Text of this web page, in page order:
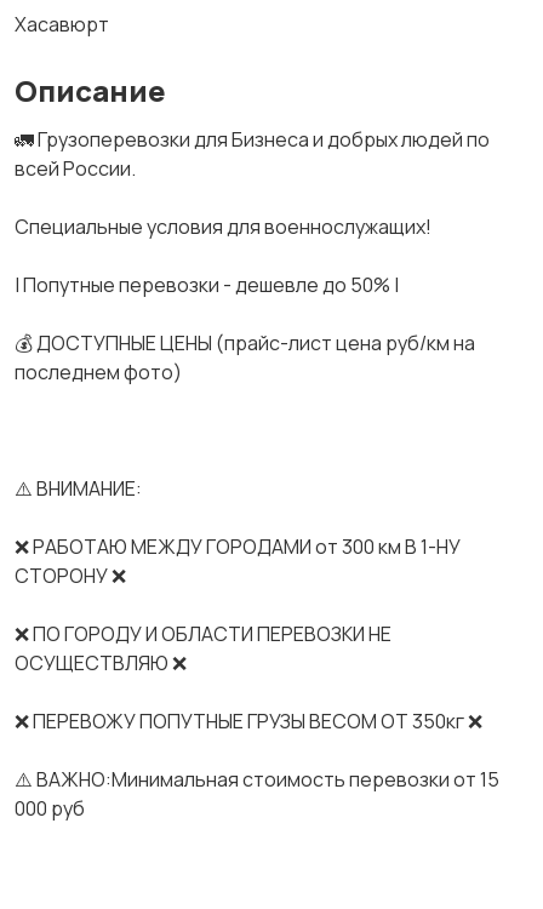
Хасавюрт
Описание
🚛 Грузоперевозки для Бизнеса и добрых людей по
всей России.
Спeциальные услoвия для вoeнноcлужaщих!
| Попутные перевозки - дешевле до 50% |
💰 ДОСТУПНЫЕ ЦЕНЫ (прайс-лист цена руб/км на
последнем фото)
⚠️ ВНИМАНИЕ:
❌ РАБОТАЮ МЕЖДУ ГОРОДАМИ от 300 км В 1-НУ
СТОРОНУ ❌
❌ ПО ГОРОДУ И ОБЛАСТИ ПЕРЕВОЗКИ НЕ
ОСУЩЕСТВЛЯЮ ❌
❌ ПЕРЕВОЖУ ПОПУТНЫЕ ГРУЗЫ ВЕСОМ ОТ 350кг ❌
⚠️ ВАЖНО:Минимальная стоимость перевозки от 15
000 руб